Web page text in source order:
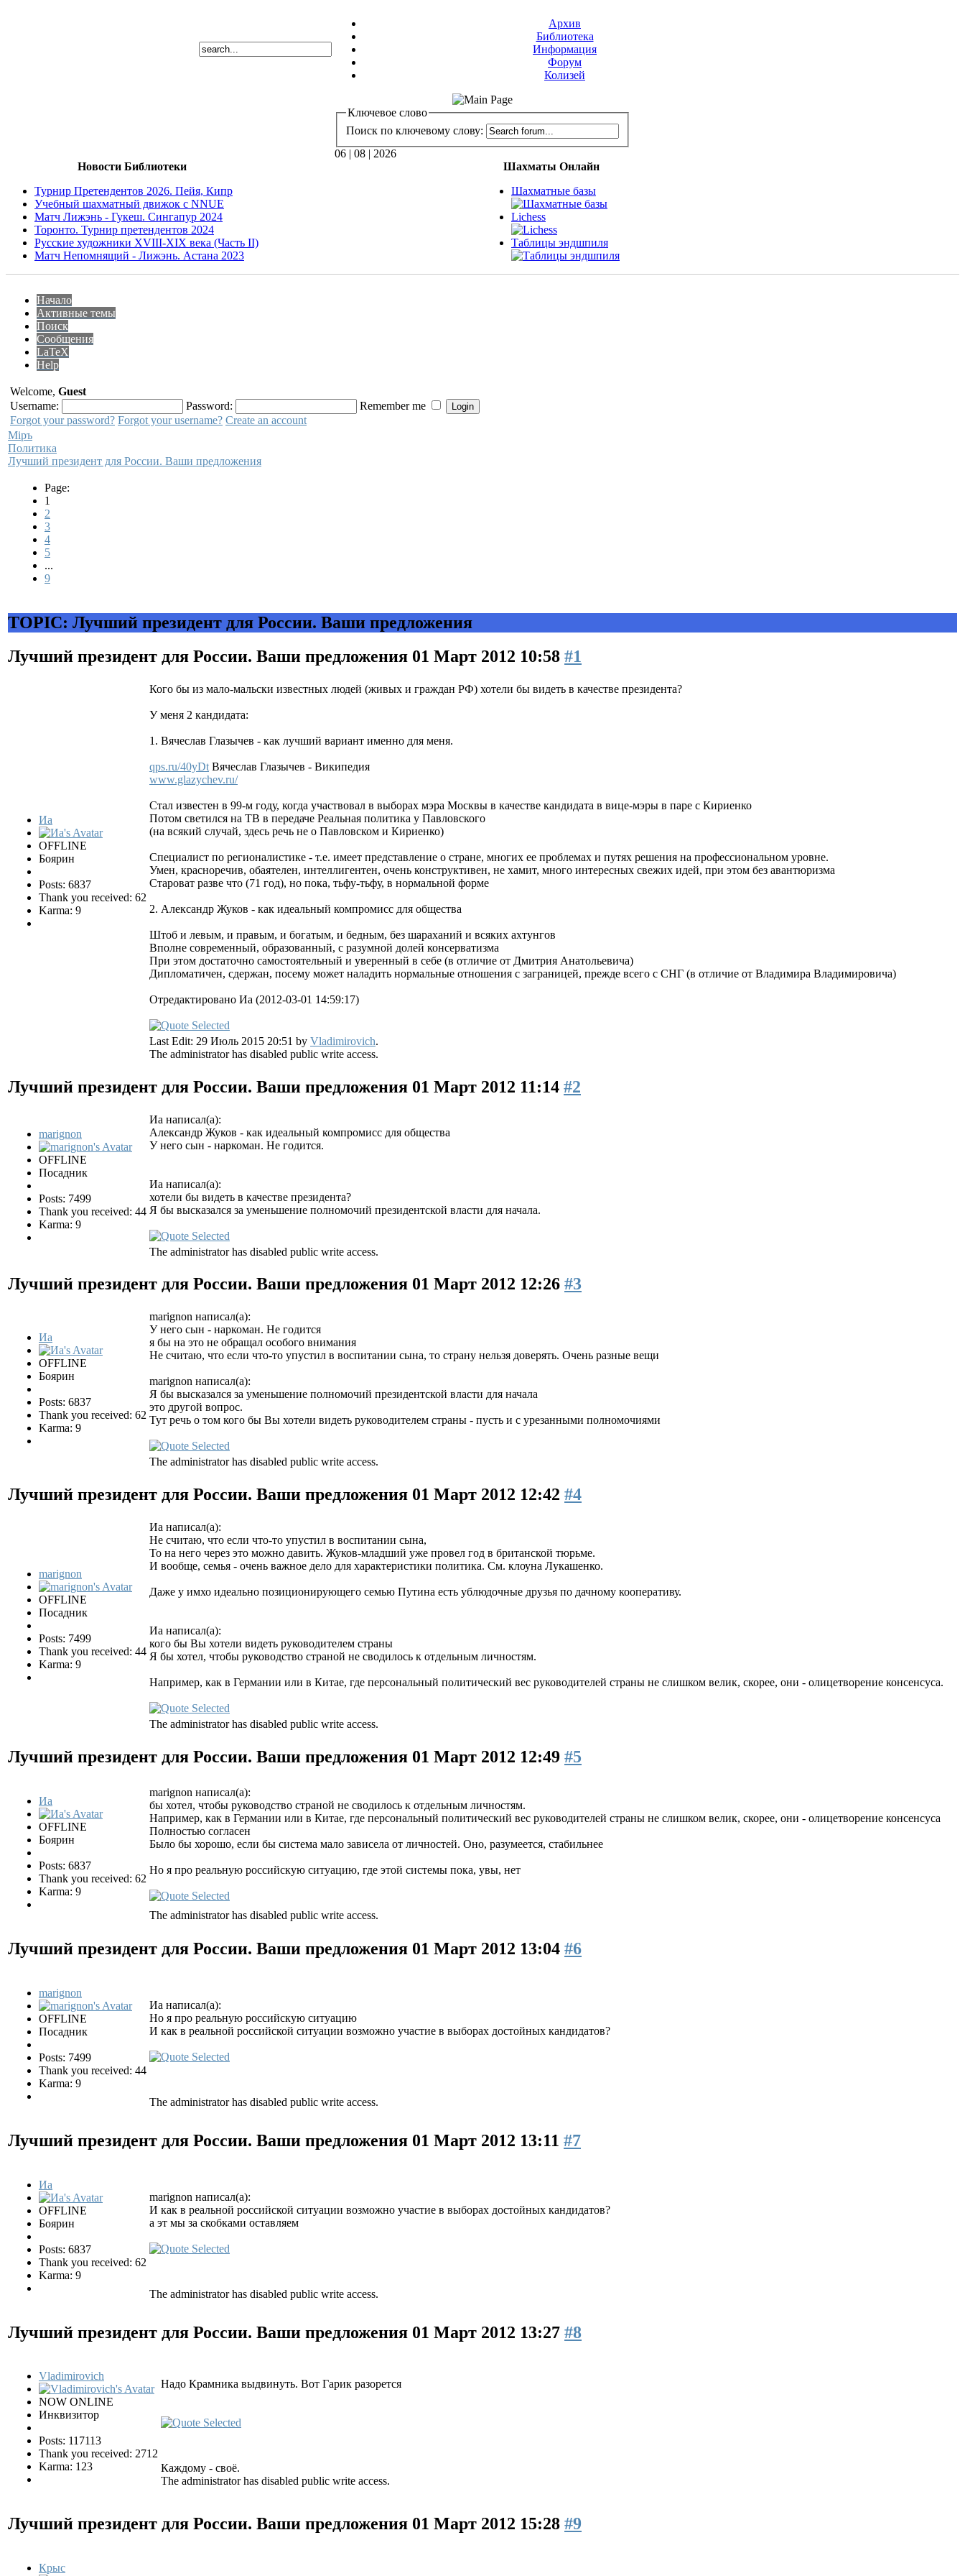
Архив
Библиотека
Информация
Форум
Колизей
Ключевое слово
Поиск по ключевому слову:
06 | 08 | 2026
Новости Библиотеки
Турнир Претендентов 2026. Пейя, Кипр
Учебный шахматный движок с NNUE
Матч Лижэнь - Гукеш. Сингапур 2024
Торонто. Турнир претендентов 2024
Русские художники XVIII-XIX века (Часть II)
Матч Непомнящий - Лижэнь. Астана 2023
Шахматы Онлайн
Шахматные базы
Lichess
Таблицы эндшпиля
Начало
Активные темы
Поиск
Сообщения
LaTeX
Help
Welcome, Guest
Username:
Password:
Remember me
Forgot your password? Forgot your username? Create an account
Мiръ
Политика
Лучший президент для России. Ваши предложения
Page:
1
2
3
4
5
...
9
TOPIC: Лучший президент для России. Ваши предложения
Лучший президент для России. Ваши предложения 01 Март 2012 10:58 #1
Иа
OFFLINE
Боярин
Posts: 6837
Thank you received: 62
Karma: 9
Кого бы из мало-мальски известных людей (живых и граждан РФ) хотели бы видеть в качестве президента?
У меня 2 кандидата:
1. Вячеслав Глазычев - как лучший вариант именно для меня.
qps.ru/40yDt Вячеслав Глазычев - Википедия
www.glazychev.ru/
Стал известен в 99-м году, когда участвовал в выборах мэра Москвы в качестве кандидата в вице-мэры в паре с Кириенко
Потом светился на ТВ в передаче Реальная политика у Павловского
(на всякий случай, здесь речь не о Павловском и Кириенко)
Специалист по регионалистике - т.е. имеет представление о стране, многих ее проблемах и путях решения на профессиональном уровне.
Умен, красноречив, обаятелен, интеллигентен, очень конструктивен, не хамит, много интересных свежих идей, при этом без авантюризма
Староват разве что (71 год), но пока, тьфу-тьфу, в нормальной форме
2. Александр Жуков - как идеальный компромисс для общества
Штоб и левым, и правым, и богатым, и бедным, без шараханий и всяких ахтунгов
Вполне современный, образованный, с разумной долей консерватизма
При этом достаточно самостоятельный и уверенный в себе (в отличие от Дмитрия Анатольевича)
Дипломатичен, сдержан, посему может наладить нормальные отношения с заграницей, прежде всего с СНГ (в отличие от Владимира Владимировича)
Отредактировано Иа (2012-03-01 14:59:17)
Last Edit: 29 Июль 2015 20:51 by Vladimirovich.
The administrator has disabled public write access.
Лучший президент для России. Ваши предложения 01 Март 2012 11:14 #2
marignon
OFFLINE
Посадник
Posts: 7499
Thank you received: 44
Karma: 9
Иа написал(а):
Александр Жуков - как идеальный компромисс для общества
У него сын - наркоман. Не годится.
Иа написал(а):
хотели бы видеть в качестве президента?
Я бы высказался за уменьшение полномочий президентской власти для начала.
The administrator has disabled public write access.
Лучший президент для России. Ваши предложения 01 Март 2012 12:26 #3
Иа
OFFLINE
Боярин
Posts: 6837
Thank you received: 62
Karma: 9
marignon написал(а):
У него сын - наркоман. Не годится
я бы на это не обращал особого внимания
Не считаю, что если что-то упустил в воспитании сына, то страну нельзя доверять. Очень разные вещи
marignon написал(а):
Я бы высказался за уменьшение полномочий президентской власти для начала
это другой вопрос.
Тут речь о том кого бы Вы хотели видеть руководителем страны - пусть и с урезанными полномочиями
The administrator has disabled public write access.
Лучший президент для России. Ваши предложения 01 Март 2012 12:42 #4
marignon
OFFLINE
Посадник
Posts: 7499
Thank you received: 44
Karma: 9
Иа написал(а):
Не считаю, что если что-то упустил в воспитании сына,
То на него через это можно давить. Жуков-младший уже провел год в британской тюрьме.
И вообще, семья - очень важное дело для характеристики политика. См. клоуна Лукашенко.
Даже у имхо идеально позиционирующего семью Путина есть ублюдочные друзья по дачному кооперативу.
Иа написал(а):
кого бы Вы хотели видеть руководителем страны
Я бы хотел, чтобы руководство страной не сводилось к отдельным личностям.
Например, как в Германии или в Китае, где персональный политический вес руководителей страны не слишком велик, скорее, они - олицетворение консенсуса.
The administrator has disabled public write access.
Лучший президент для России. Ваши предложения 01 Март 2012 12:49 #5
Иа
OFFLINE
Боярин
Posts: 6837
Thank you received: 62
Karma: 9
marignon написал(а):
бы хотел, чтобы руководство страной не сводилось к отдельным личностям.
Например, как в Германии или в Китае, где персональный политический вес руководителей страны не слишком велик, скорее, они - олицетворение консенсуса
Полностью согласен
Было бы хорошо, если бы система мало зависела от личностей. Оно, разумеется, стабильнее
Но я про реальную российскую ситуацию, где этой системы пока, увы, нет
The administrator has disabled public write access.
Лучший президент для России. Ваши предложения 01 Март 2012 13:04 #6
marignon
OFFLINE
Посадник
Posts: 7499
Thank you received: 44
Karma: 9
Иа написал(а):
Но я про реальную российскую ситуацию
И как в реальной российской ситуации возможно участие в выборах достойных кандидатов?
The administrator has disabled public write access.
Лучший президент для России. Ваши предложения 01 Март 2012 13:11 #7
Иа
OFFLINE
Боярин
Posts: 6837
Thank you received: 62
Karma: 9
marignon написал(а):
И как в реальной российской ситуации возможно участие в выборах достойных кандидатов?
а эт мы за скобками оставляем
The administrator has disabled public write access.
Лучший президент для России. Ваши предложения 01 Март 2012 13:27 #8
Vladimirovich
NOW ONLINE
Инквизитор
Posts: 117113
Thank you received: 2712
Karma: 123
Надо Крамника выдвинуть. Вот Гарик разорется
Каждому - своё.
The administrator has disabled public write access.
Лучший президент для России. Ваши предложения 01 Март 2012 15:28 #9
Крыс